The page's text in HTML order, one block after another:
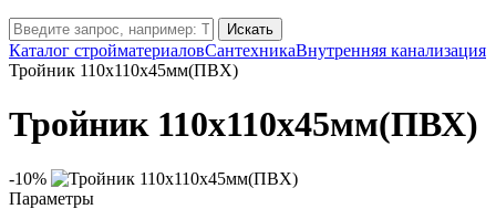
Искать
Каталог стройматериаловСантехникаВнутренняя канализация
Тройник 110х110х45мм(ПВХ)
Тройник 110х110х45мм(ПВХ)
-10%
Параметры